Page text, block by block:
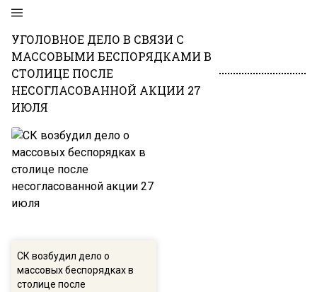
УГОЛОВНОЕ ДЕЛО В СВЯЗИ С
МАССОВЫМИ БЕСПОРЯДКАМИ В
СТОЛИЦЕ ПОСЛЕ
НЕСОГЛАСОВАННОЙ АКЦИИ 27
ИЮЛЯ
СК возбудил дело о
массовых беспорядках в
столице после